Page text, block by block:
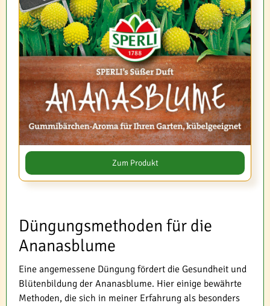
Zum Produkt
Düngungsmethoden für die
Ananasblume
Eine angemessene Düngung fördert die Gesundheit und
Blütenbildung der Ananasblume. Hier einige bewährte
Methoden, die sich in meiner Erfahrung als besonders